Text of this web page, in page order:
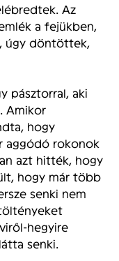
Az
a fejükben,
úgy döntöttek,
pásztorral, aki
Amikor
hogy
aggódó rokonok
azt hitték, hogy
hogy már több
senki nem
hegyire
senki.